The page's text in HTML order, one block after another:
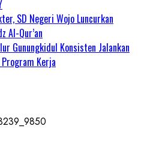
SD Negeri Wojo Luncurkan
Al-Qur’an
Gunungkidul Konsisten Jalankan
Kerja